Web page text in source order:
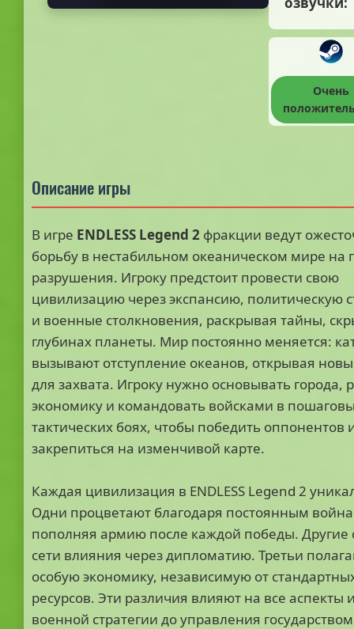
Очень
Описание игры
В игре ENDLESS Legend 2 фракции ведут
борьбу в нестабильном океаническом мире на
разрушения. Игроку предстоит провести свою
цивилизацию через экспансию, политическую
и военные столкновения, раскрывая тайны,
глубинах планеты. Мир постоянно меняется:
вызывают отступление океанов, открывая
для захвата. Игроку нужно основывать города,
экономику и командовать войсками в
тактических боях, чтобы победить оппонентов
закрепиться на изменчивой карте.
Каждая цивилизация в ENDLESS Legend 2
Одни процветают благодаря постоянным
пополняя армию после каждой победы. Другие
сети влияния через дипломатию. Третьи
особую экономику, независимую от
ресурсов. Эти различия влияют на все аспекты
военной стратегии до управления